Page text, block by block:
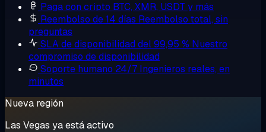
Paga con cripto BTC, XMR, USDT y más
Reembolso de 14 días Reembolso total, sin
preguntas
SLA de disponibilidad del 99,95 % Nuestro
compromiso de disponibilidad
Soporte humano 24/7 Ingenieros reales, en
minutos
Nueva región
Las Vegas ya está activo